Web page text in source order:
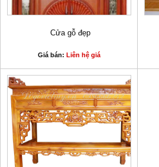
Cửa gỗ đẹp
Giá bán: Liên hệ giá